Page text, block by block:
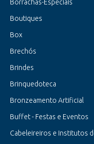
Borrachas-Especiais
Boutiques
Box
Brechós
Brindes
Brinquedoteca
Bronzeamento Artificial
Buffet - Festas e Eventos
Cabeleireiros e Institutos